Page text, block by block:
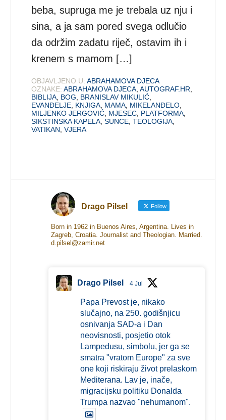
beba, supruga me je trebala uz nju i
sina, a ja sam pored svega odlučio
da održim zadatu riječ, ostavim ih i
krenem s mamom […]
OBJAVLJENO U: ABRAHAMOVA DJECA
OZNAKE: ABRAHAMOVA DJECA ,AUTOGRAF.HR
BIBLIJA BOG BRANISLAV MIKULIĆ
EVANĐELJE KNJIGA MAMA MIKELANĐELO
MILJENKO JERGOVIĆ MJESEC PLATFORMA
SIKSTINSKA KAPELA ,SUNCE ,TEOLOGIJA
VATIKAN ,VJERA
Drago Pilsel Follow
Born in 1962 in Buenos Aires, Argentina. Lives in
Zagreb, Croatia. Journalist and Theologian. Married.
d.pilsel@zamir.net
Drago Pilsel 4 Jul
Papa Prevost je, nikako
slučajno, na 250. godišnjicu
osnivanja SAD-a i Dan
neovisnosti, posjetio otok
Lampedusu, simbolu, jer ga se
smatra "vratom Europe" za sve
one koji riskiraju život prelaskom
Mediterana. Lav je, inače,
migracijsku politiku Donalda
Trumpa nazvao "nehumanom".